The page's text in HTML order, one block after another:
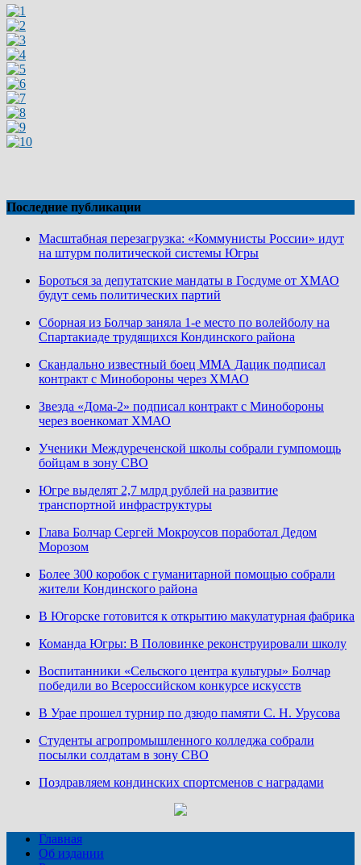
Последние публикации
Масштабная перезагрузка: «Коммунисты России» идут
на штурм политической системы Югры
Бороться за депутатские мандаты в Госдуме от ХМАО
будут семь политических партий
Сборная из Болчар заняла 1-е место по волейболу на
Спартакиаде трудящихся Кондинского района
Скандально известный боец ММА Дацик подписал
контракт с Минобороны через ХМАО
Звезда «Дома-2» подписал контракт с Минобороны
через военкомат ХМАО
Ученики Междуреченской школы собрали гумпомощь
бойцам в зону СВО
Югре выделят 2,7 млрд рублей на развитие
транспортной инфраструктуры
Глава Болчар Сергей Мокроусов поработал Дедом
Морозом
Более 300 коробок с гуманитарной помощью собрали
жители Кондинского района
В Югорске готовится к открытию макулатурная фабрика
Команда Югры: В Половинке реконструировали школу
Воспитанники «Сельского центра культуры» Болчар
победили во Всероссийском конкурсе искусств
В Урае прошел турнир по дзюдо памяти С. Н. Урусова
Студенты агропромышленного колледжа собрали
посылки солдатам в зону СВО
Поздравляем кондинских спортсменов с наградами
Главная
Об издании